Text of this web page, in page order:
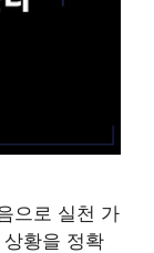
으로 실천 가
황을 정확